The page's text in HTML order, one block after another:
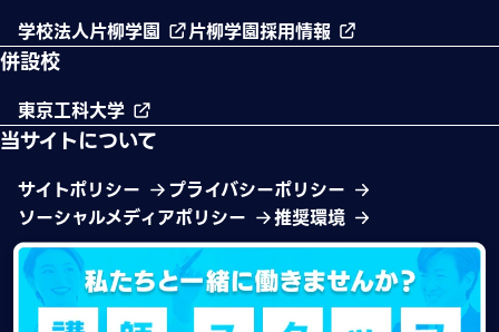
学校法人片柳学園 片柳学園採用情報
併設校
東京工科大学
当サイトについて
サイトポリシー
プライバシーポリシー
ソーシャルメディアポリシー
推奨環境